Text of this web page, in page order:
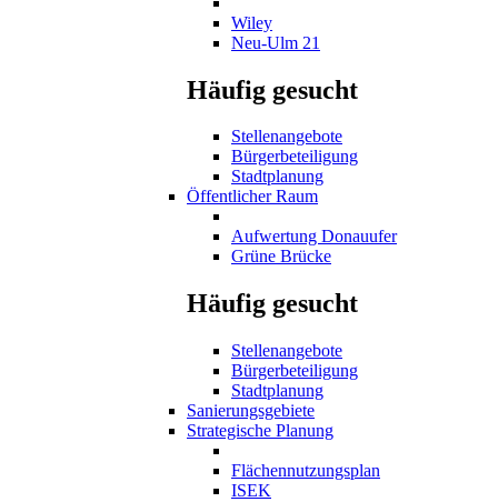
Wiley
Neu-Ulm 21
Häufig gesucht
Stellenangebote
Bürgerbeteiligung
Stadtplanung
Öffentlicher Raum
Aufwertung Donauufer
Grüne Brücke
Häufig gesucht
Stellenangebote
Bürgerbeteiligung
Stadtplanung
Sanierungsgebiete
Strategische Planung
Flächennutzungsplan
ISEK